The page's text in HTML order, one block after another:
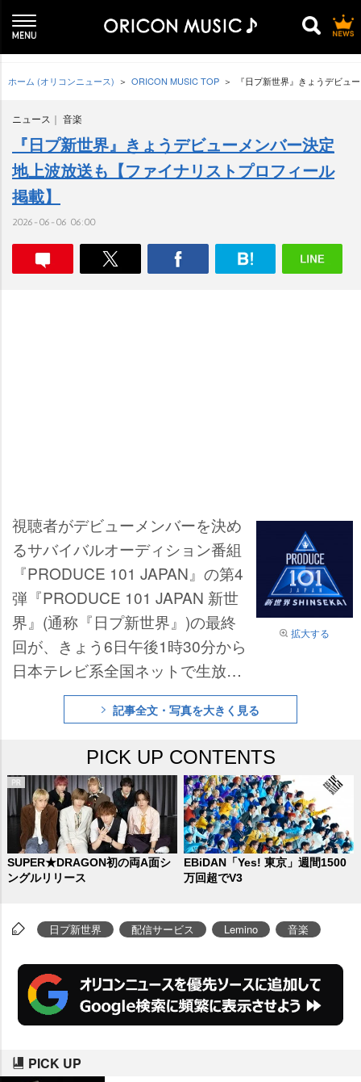
ホーム (オリコンニュース) ORICON MUSIC TOP 『日プ新世界』きょうデビュ
ニュース 音楽
『日プ新世界』きょうデビューメンバー決定
地上波放送も【ファイナリストプロフィール
掲載】
2026-06-06 06:00
拡大する
視聴者がデビューメンバーを決め
るサバイバルオーディション番組
『PRODUCE 101 JAPAN』の第4
弾『PRODUCE 101 JAPAN 新世
界』(通称『日プ新世界』)の最終
回が、きょう6日午後1時30分から
日本テレビ系全国ネットで生放送
され、デビューメンバーが発表さ
記事全文・写真を大きく見る
PICK UP CONTENTS
SUPER★DRAGON初の両A面シ
ングルリリース
EBiDAN「Yes! 東京」週間1500
万回超でV3
日プ新世界 配信サービス Lemino 音楽
PICK UP